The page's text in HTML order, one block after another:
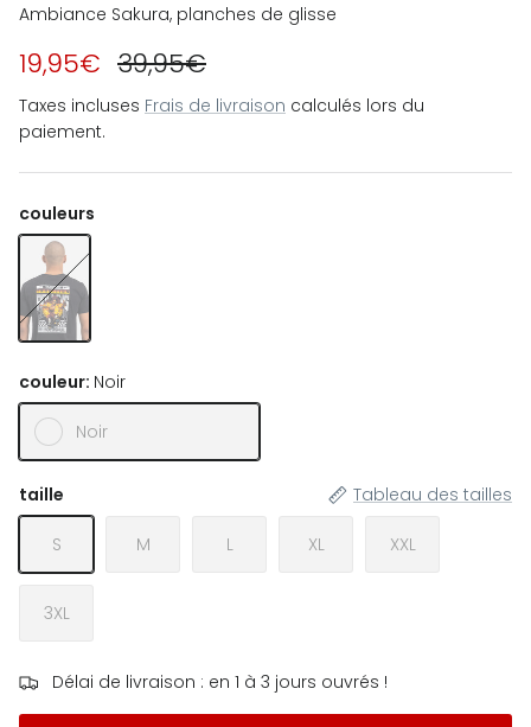
Ambiance Sakura, planches de glisse
19,95€ 39,95€
Taxes incluses Frais de livraison calculés lors du
paiement.
couleurs
couleur: Noir
Noir
taille Tableau des tailles
S M L XL XXL
3XL
Délai de livraison : en 1 à 3 jours ouvrés !